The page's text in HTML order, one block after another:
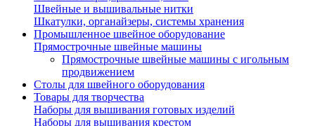
Швейные и вышивальные нитки
Шкатулки, органайзеры, системы хранения
Промышленное швейное оборудование
Прямострочные швейные машины
Прямострочные швейные машины с игольным
продвижением
Столы для швейного оборудования
Товары для творчества
Наборы для вышивания готовых изделий
Наборы для вышивания крестом